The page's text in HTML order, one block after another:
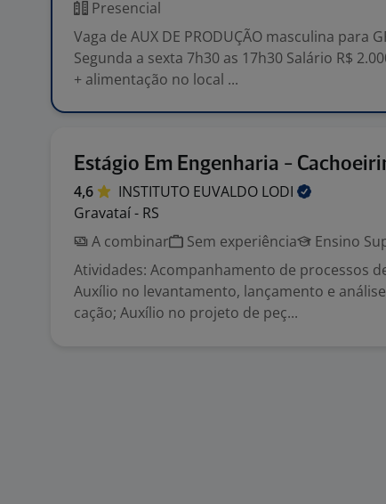
Presencial
Vaga de AUX DE PRODUÇÃO masculina para
Segunda a sexta 7h30 as 17h30 Salário R$
+ alimentação no local ...
Estágio Em Engenharia -
4,6 INSTITUTO EUVALDO LODI
Gravataí - RS
A combinar
Sem experiência Ensino
Atividades: Acompanhamento de processos
Auxílio no levantamento, lançamento e
cação; Auxílio no projeto de peç...